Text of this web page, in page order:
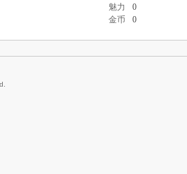
魅力
0
金币 0